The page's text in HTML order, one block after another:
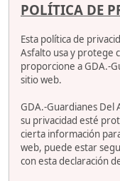
POLÍTICA DE
Esta política de
Asfalto usa y protege
proporcione a GDA.-
sitio web.
GDA.-Guardianes Del
su privacidad esté
cierta información
web, puede estar
con esta declaración